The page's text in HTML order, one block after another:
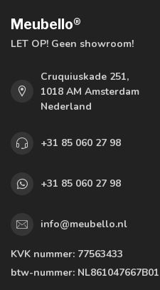
Meubello®
LET OP! Geen showroom!
Cruquiuskade 251,
1018 AM Amsterdam
Nederland
+31 85 060 27 98
+31 85 060 27 98
info@meubello.nl
KVK nummer: 77563433
btw-nummer: NL861047667B01